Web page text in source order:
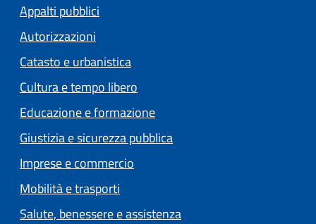
Appalti pubblici
Autorizzazioni
Catasto e urbanistica
Cultura e tempo libero
Educazione e formazione
Giustizia e sicurezza pubblica
Imprese e commercio
Mobilità e trasporti
Salute, benessere e assistenza